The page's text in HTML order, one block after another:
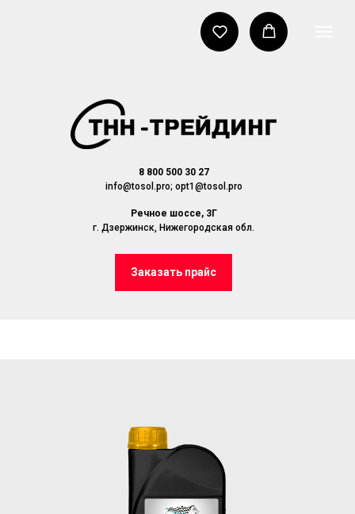
8 800 500 30 27
info@tosol.pro; opt1@tosol.pro
Речное шоссе, 3Г
г. Дзержинск, Нижегородская обл.
Заказать прайс